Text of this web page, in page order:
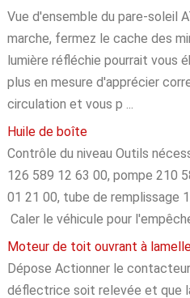
Vue d'ensemble du pare-soleil
marche, fermez le cache des
lumière réfléchie pourrait vous
plus en mesure d'apprécier
circulation et vous p ...
Huile de boîte
Contrôle du niveau Outils
126 589 12 63 00, pompe 210
01 21 00, tube de remplissage
Caler le véhicule pour
Moteur de toit ouvrant à
Dépose Actionner le
déflectrice soit relevée et que